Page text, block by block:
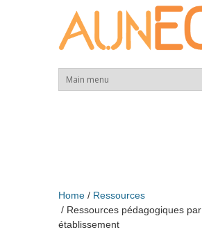
Home
Ressources
Ressources pédagogiques par
établissement